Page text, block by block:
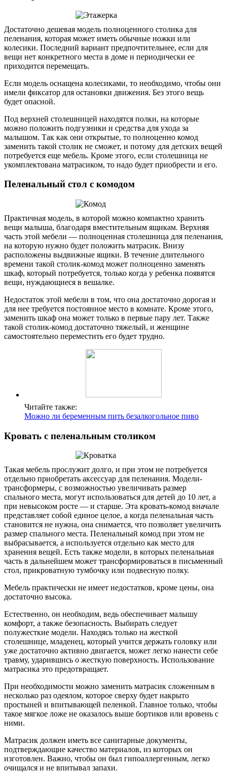
Достаточно дешевая модель полноценного столика для
пеленания, которая может иметь обычные ножки или
колесики. Последний вариант предпочтительнее, если для
вещи нет конкретного места в доме и периодически ее
приходится перемещать.
Если модель оснащена колесиками, то необходимо, чтобы они
имели фиксатор для остановки движения. Без этого вещь
будет опасной.
Под верхней столешницей находятся полки, на которые
можно положить подгузники и средства для ухода за
малышом. Так как они открытые, то полноценно комод
заменить такой столик не сможет, и потому для детских вещей
потребуется еще мебель. Кроме этого, если столешница не
укомплектована матрасиком, то надо будет приобрести и его.
Пеленальный стол с комодом
Практичная модель, в которой можно компактно хранить
вещи малыша, благодаря вместительным ящикам. Верхняя
часть этой мебели — полноценная столешница для пеленания,
на которую нужно будет положить матрасик. Внизу
расположены выдвижные ящики. В течение длительного
времени такой столик-комод может полноценно заменять
шкаф, который потребуется, только когда у ребенка появятся
вещи, нуждающиеся в вешалке.
Недостаток этой мебели в том, что она достаточно дорогая и
для нее требуется постоянное место в комнате. Кроме этого,
заменить шкаф она может только в первые пару лет. Также
такой столик-комод достаточно тяжелый, и женщине
самостоятельно переместить его будет трудно.
Читайте также:
Можно ли беременным пить безалкогольное пиво
Кровать с пеленальным столиком
Такая мебель прослужит долго, и при этом не потребуется
отдельно приобретать аксессуар для пеленания. Модели-
трансформеры, с возможностью увеличивать размер
спального места, могут использоваться для детей до 10 лет, а
при невысоком росте — и старше. Эта кровать-комод вначале
представляет собой единое целое, а когда пеленальная часть
становится не нужна, она снимается, что позволяет увеличить
размер спального места. Пеленальный комод при этом не
выбрасывается, а используется отдельно как место для
хранения вещей. Есть также модели, в которых пеленальная
часть в дальнейшем может трансформироваться в письменный
стол, прикроватную тумбочку или подвесную полку.
Мебель практически не имеет недостатков, кроме цены, она
достаточно высока.
Естественно, он необходим, ведь обеспечивает малышу
комфорт, а также безопасность. Выбирать следует
полужесткие модели. Находясь только на жесткой
столешнице, младенец, который учится держать головку или
уже достаточно активно двигается, может легко нанести себе
травму, ударившись о жесткую поверхность. Использование
матрасика это предотвращает.
При необходимости можно заменить матрасик сложенным в
несколько раз одеялом, которое сверху будет накрыто
простыней и впитывающей пеленкой. Главное только, чтобы
такое мягкое ложе не оказалось выше бортиков или вровень с
ними.
Матрасик должен иметь все санитарные документы,
подтверждающие качество материалов, из которых он
изготовлен. Важно, чтобы он был гипоаллергенным, легко
очищался и не впитывал запахи.